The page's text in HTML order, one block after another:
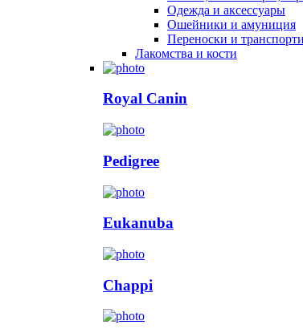
Одежда и аксессуары
Ошейники и амуниция
Переноски и
Лакомства и кости
Royal Canin
Pedigree
Eukanuba
Chappi